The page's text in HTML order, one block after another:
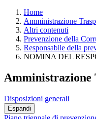
Home
Amministrazione
Altri contenuti
Prevenzione della
Responsabile della
NOMINA DEL
Amministrazione
Disposizioni generali
Espandi